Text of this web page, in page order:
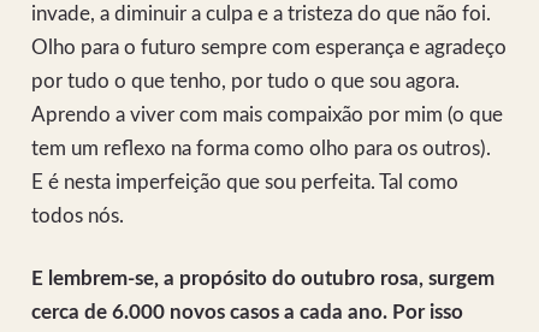
invade, a diminuir a culpa e a tristeza do que não foi.
Olho para o futuro sempre com esperança e agradeço
por tudo o que tenho, por tudo o que sou agora.
Aprendo a viver com mais compaixão por mim (o que
tem um reflexo na forma como olho para os outros).
E é nesta imperfeição que sou perfeita. Tal como
todos nós.
E lembrem-se, a propósito do outubro rosa, surgem
cerca de 6.000 novos casos a cada ano. Por isso